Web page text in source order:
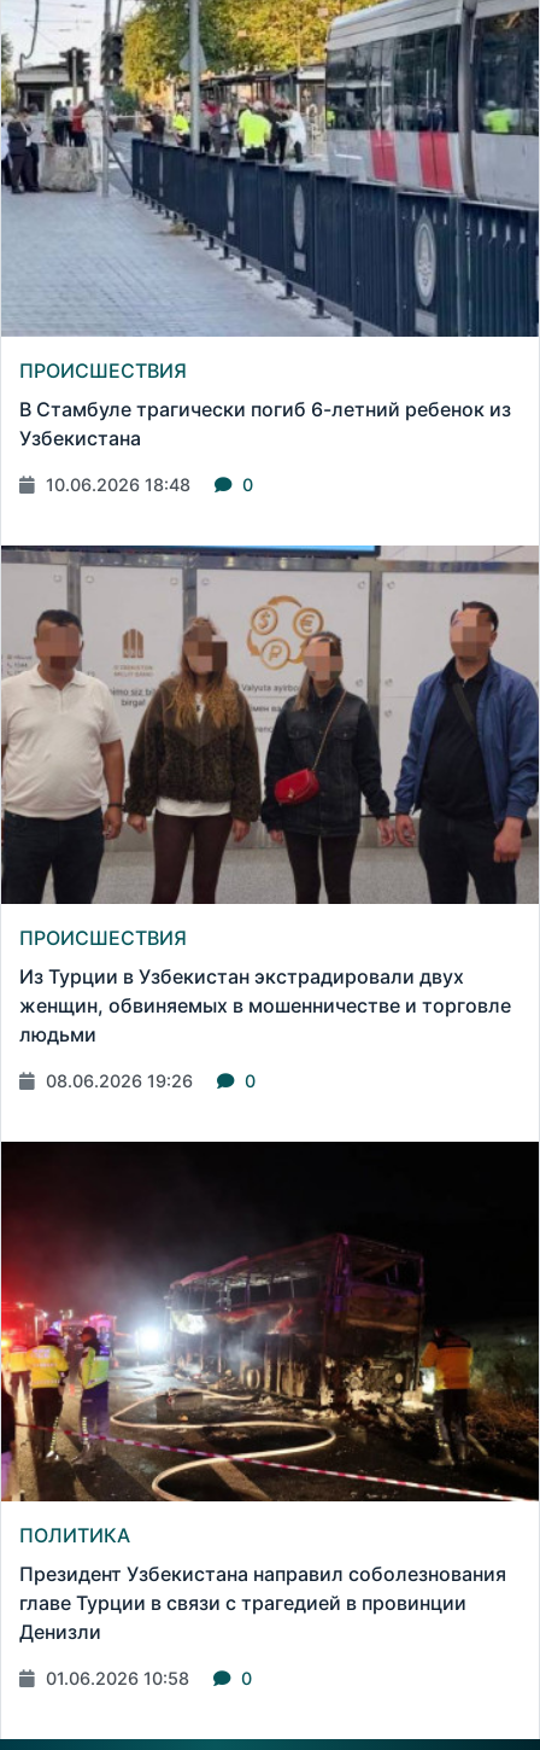
ПРОИСШЕСТВИЯ
В Стамбуле трагически погиб 6-летний ребенок из
Узбекистана
10.06.2026 18:48 0
ПРОИСШЕСТВИЯ
Из Турции в Узбекистан экстрадировали двух
женщин, обвиняемых в мошенничестве и торговле
людьми
08.06.2026 19:26 0
ПОЛИТИКА
Президент Узбекистана направил соболезнования
главе Турции в связи с трагедией в провинции
Денизли
01.06.2026 10:58 0